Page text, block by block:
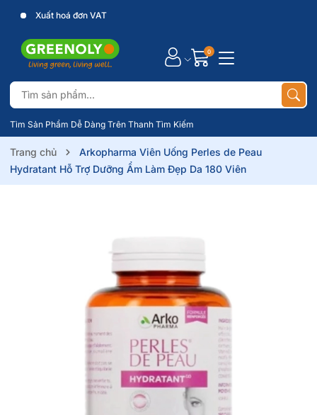
Xuất hoá đơn VAT
Tìm Sản Phẩm Dễ Dàng Trên Thanh Tìm Kiếm
0
Trang chủ
Arkopharma Viên Uống Perles de Peau
Hydratant Hỗ Trợ Dưỡng Ẩm Làm Đẹp Da 180 Viên